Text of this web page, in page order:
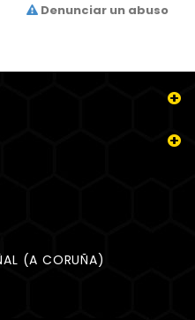
Denunciar un abuso
(A CORUÑA)